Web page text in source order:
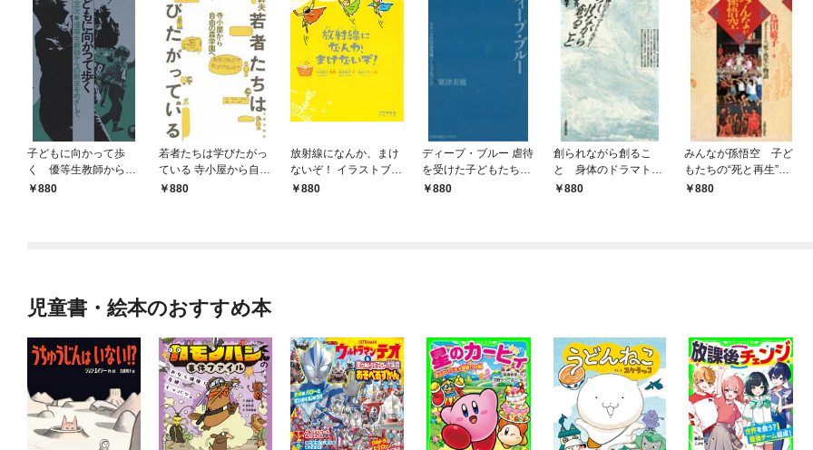
子どもに向かって歩
く 優等生教師からの
脱皮をめざして
880
若者たちは学びたがっ
ている 寺小屋から自由
の森学園へ
880
放射線になんか、まけ
ないぞ！ イラストブッ
ク880
ディープ・ブルー 虐待
を受けた子どもたちの
成長と困難の記録 ア
880
創られながら創るこ
と 身体のドラマトゥ
ルギー
880
みんなが孫悟空 子ど
もたちの“死と再生”の
物語880
児童書・絵本のおすすめ本